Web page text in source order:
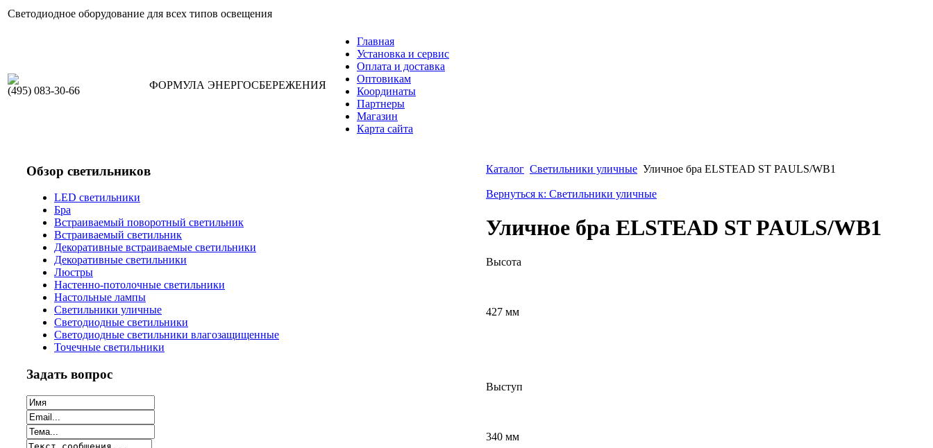
Светодиодное оборудование для всех типов освещения
(495) 083-30-66 ФОРМУЛА ЭНЕРГОСБЕРЕЖЕНИЯ
Главная
Установка и сервис
Оплата и доставка
Оптовикам
Координаты
Партнеры
Магазин
Карта сайта
Обзор светильников
LED светильники
Бра
Встраиваемый поворотный светильник
Встраиваемый светильник
Декоративные встраиваемые светильники
Декоративные светильники
Люстры
Настенно-потолочные светильники
Настольные лампы
Светильники уличные
Светодиодные светильники
Светодиодные светильники влагозащищенные
Точечные светильники
Задать вопрос
Каталог Светильники уличные Уличное бра ELSTEAD ST PAULS/WB1
Вернуться к: Светильники уличные
Уличное бра ELSTEAD ST PAULS/WB1
Высота
427 мм
Выступ
340 мм